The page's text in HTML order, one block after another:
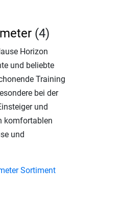
(4)
Horizon
und beliebte
Training
bei der
und
komfortablen
und
Sortiment